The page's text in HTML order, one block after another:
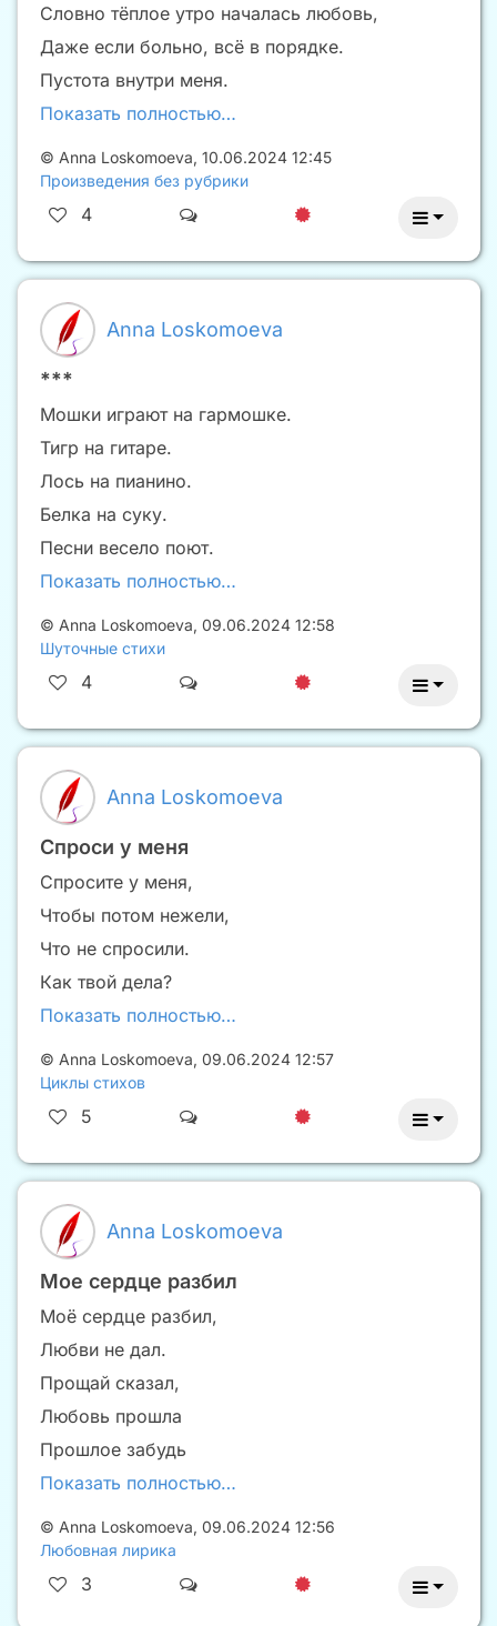
Словно тёплое утро началась любовь,
Даже если больно, всё в порядке.
Пустота внутри меня.
Показать полностью…
© Anna Loskomoeva, 10.06.2024 12:45
Произведения без рубрики
4
Anna Loskomoeva
***
Мошки играют на гармошке.
Тигр на гитаре.
Лось на пианино.
Белка на суку.
Песни весело поют.
Показать полностью…
© Anna Loskomoeva, 09.06.2024 12:58
Шуточные стихи
4
Anna Loskomoeva
Спроси у меня
Спросите у меня,
Чтобы потом нежели,
Что не спросили.
Как твой дела?
Показать полностью…
© Anna Loskomoeva, 09.06.2024 12:57
Циклы стихов
5
Anna Loskomoeva
Мое сердце разбил
Моё сердце разбил,
Любви не дал.
Прощай сказал,
Любовь прошла
Прошлое забудь
Показать полностью…
© Anna Loskomoeva, 09.06.2024 12:56
Любовная лирика
3